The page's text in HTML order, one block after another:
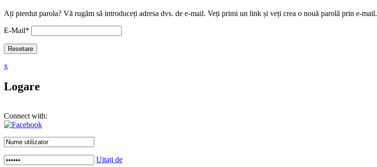
Ați pierdut parola? Vă rugăm să introduceți adresa dvs. de e-mail. Veți primi un link și veți crea o nouă parolă prin e-mail.
E-Mail*
x
Logare
Connect with:
Uitați de